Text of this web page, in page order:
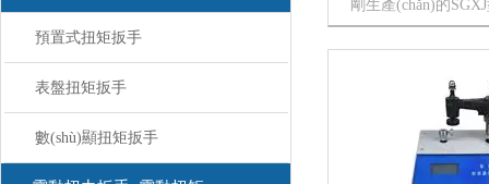
預置式扭矩扳手
表盤扭矩扳手
數(shù)顯扭矩扳手
剛生產(chǎn)的
手、扭矩起子的設
驗定力式扭力扳手
手、扭力起子、螺
儀器和國產(chǎn)品